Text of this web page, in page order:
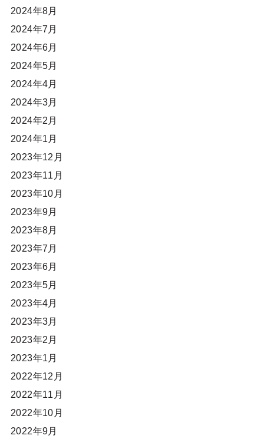
2024年8月
2024年7月
2024年6月
2024年5月
2024年4月
2024年3月
2024年2月
2024年1月
2023年12月
2023年11月
2023年10月
2023年9月
2023年8月
2023年7月
2023年6月
2023年5月
2023年4月
2023年3月
2023年2月
2023年1月
2022年12月
2022年11月
2022年10月
2022年9月